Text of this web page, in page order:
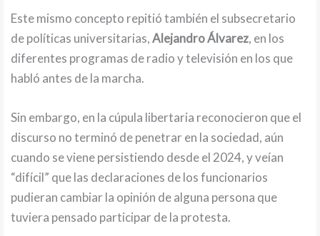
Este mismo concepto repitió también el subsecretario
de políticas universitarias,Alejandro Álvarez, en los
diferentes programas de radio y televisión en los que
habló antes de la marcha.
Sin embargo, en la cúpula libertaria reconocieron que el
discurso no terminó de penetrar en la sociedad, aún
cuando se viene persistiendo desde el 2024, y veían
“difícil” que las declaraciones de los funcionarios
pudieran cambiar la opinión de alguna persona que
tuviera pensado participar de la protesta.